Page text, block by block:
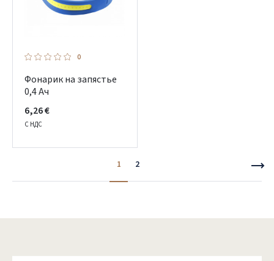
0
Фонарик на запястье
0,4 Ач
6,26 €
С НДС
1 2